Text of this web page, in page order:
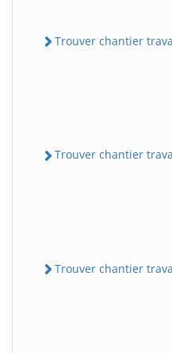
Trouver chantier
Trouver chantier
Trouver chantier